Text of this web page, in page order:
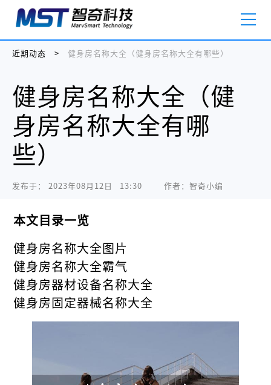
近期动态 > 健身房名称大全（健身房名称大全有哪些）
健身房名称大全（健
身房名称大全有哪
些）
发布于： 2023年08月12日   13:30 作者：智奇小编
本文目录一览
健身房名称大全图片
健身房名称大全霸气
健身房器材设备名称大全
健身房固定器械名称大全